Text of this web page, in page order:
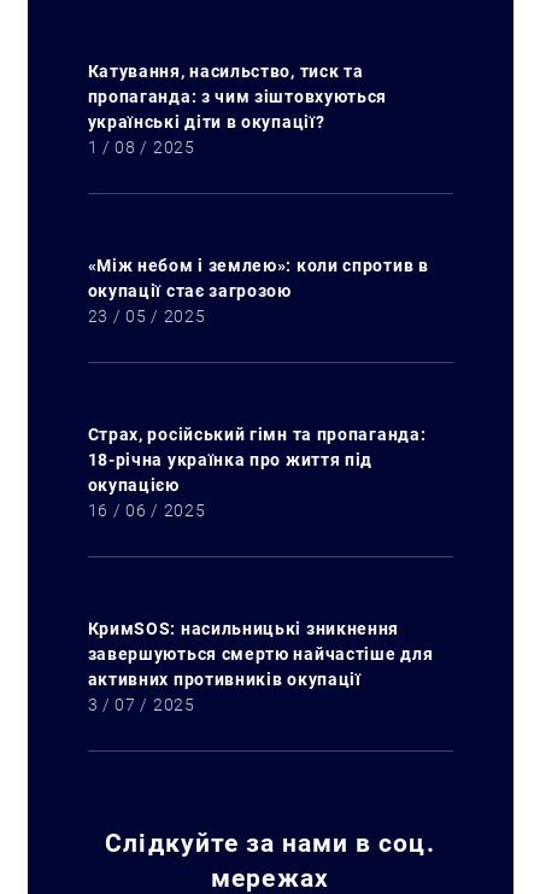
Катування, насильство, тиск та
пропаганда: з чим зіштовхуються
українські діти в окупації?
1 / 08 / 2025
«Між небом і землею»: коли спротив в
окупації стає загрозою
23 / 05 / 2025
Страх, російський гімн та пропаганда:
18-річна українка про життя під
окупацією
16 / 06 / 2025
КримSOS: насильницькі зникнення
завершуються смертю найчастіше для
активних противників окупації
3 / 07 / 2025
Слідкуйте за нами в соц.
мережах